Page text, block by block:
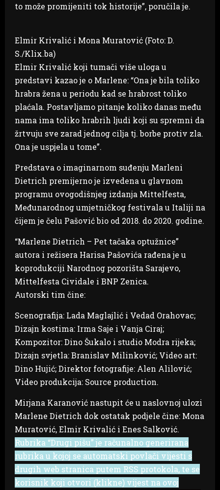
to može promijeniti tok historije”, poručila je.
Elmir Krivalić i Mona Muratović (Foto: D.
S./Klix.ba)
Elmir Krivalić koji tumači više uloga u
predstavi kazao je o Marlene: “Ona je bila toliko
hrabra žena u periodu kad se hrabrost toliko
plaćala. Postavljamo pitanje koliko danas među
nama ima toliko hrabrih ljudi koji su spremni da
žrtvuju sve zarad jednog cilja tj. borbe protiv zla.
Ona je uspjela u tome”.
Predstava o imaginarnom suđenju Marleni
Dietrich premijerno je izvedena u glavnom
programu ovogodišnjeg izdanja Mittelfesta,
Međunarodnog umjetničkog festivala u Italiji na
čijem je čelu Pašović bio od 2018. do 2020. godine.
“Marlene Dietrich – Pet tačaka optužnice”
autora i režisera Harisa Pašovića rađena je u
koprodukciji Narodnog pozorišta Sarajevo,
Mittelfesta Cividale i BNP Zenica.
Autorski tim čine:
Scenografija: Lada Maglajlić i Vedad Orahovac;
Dizajn kostima: Irma Saje i Vanja Ciraj;
Kompozitor: Dino Šukalo i studio Modra rijeka;
Dizajn svjetla: Branislav Milinković; Video art:
Dino Hujić; Direktor fotografije: Alen Alilović;
Video produkcija: Source production.
Mirjana Karanović nastupit će u naslovnoj ulozi
Marlene Dietrich dok ostatak podjele čine: Mona
Muratović, Elmir Krivalić i Enes Salković.
Rubrika “Drugi pišu” je računalno generirana
rubrika u kojoj se automatski povlači vijesti s
drugih web stranica putem RSS protokola, te se
korisnik koji otvori (klikne) vijest na ovoj